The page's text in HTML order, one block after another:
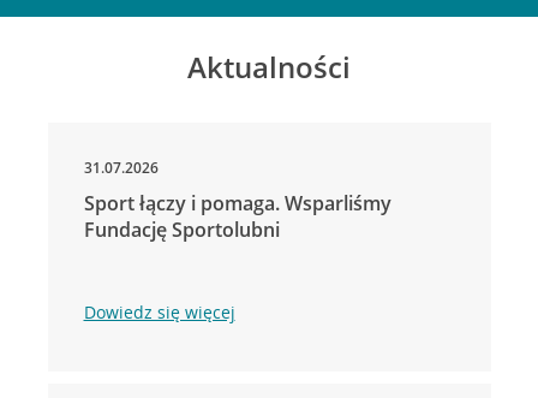
Aktualności
31.07.2026
Sport łączy i pomaga. Wsparliśmy
Fundację Sportolubni
Dowiedz się więcej